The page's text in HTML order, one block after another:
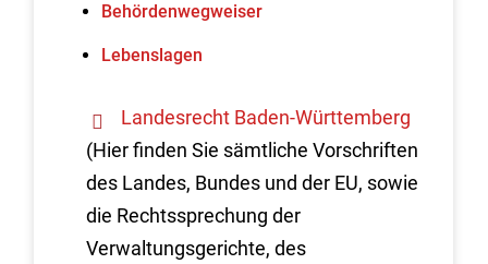
Behördenwegweiser
Lebenslagen
Landesrecht Baden-Württemberg
(Hier finden Sie sämtliche Vorschriften
des Landes, Bundes und der EU, sowie
die Rechtssprechung der
Verwaltungsgerichte, des